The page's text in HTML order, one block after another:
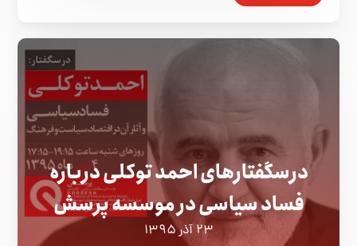
درسگفتارهای احمد توکلی درباره
فساد سیاسی در موسسه پرسش
۲۳ آذر ۱۳۹۵